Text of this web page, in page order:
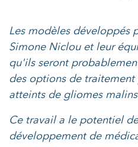
Les modèles développés
Simone Niclou et leur
qu'ils seront
des options de
atteints de gliomes
Ce travail a le potentiel
développement de